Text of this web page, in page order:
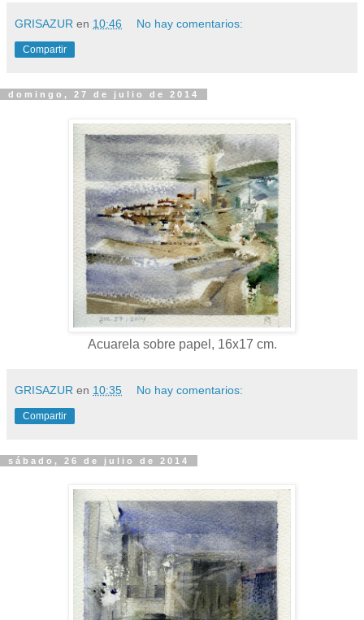
GRISAZUR en 10:46 No hay comentarios:
Compartir
domingo, 27 de julio de 2014
Acuarela sobre papel, 16x17 cm.
GRISAZUR en 10:35 No hay comentarios:
Compartir
sábado, 26 de julio de 2014